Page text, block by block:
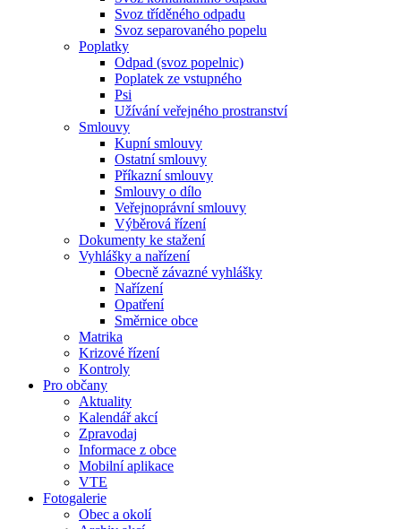
Svoz tříděného odpadu
Svoz separovaného popelu
Poplatky
Odpad (svoz popelnic)
Poplatek ze vstupného
Psi
Užívání veřejného prostranství
Smlouvy
Kupní smlouvy
Ostatní smlouvy
Příkazní smlouvy
Smlouvy o dílo
Veřejnoprávní smlouvy
Výběrová řízení
Dokumenty ke stažení
Vyhlášky a nařízení
Obecně závazné vyhlášky
Nařízení
Opatření
Směrnice obce
Matrika
Krizové řízení
Kontroly
Pro občany
Aktuality
Kalendář akcí
Zpravodaj
Informace z obce
Mobilní aplikace
VTE
Fotogalerie
Obec a okolí